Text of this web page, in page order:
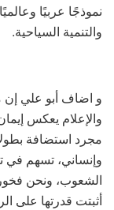
نموذجًا عربيًا
والتنمية السياحية.
و اضاف أبو علي إن
والإعلام يعكس
مجرد استضافة
وإنساني، تسهم في
الشعوب، ونحن
أثبتت قدرتها على